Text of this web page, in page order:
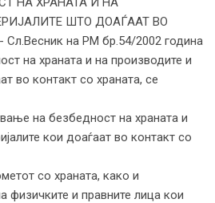
ШТО ДОАЃААТ ВО
на РМ бр.54/2002 година
на храната и на производите и
во контакт со храната, се
на безбедност на храната и
кои доаѓаат во контакт со
со храната, како и
физичките и правните лица кои